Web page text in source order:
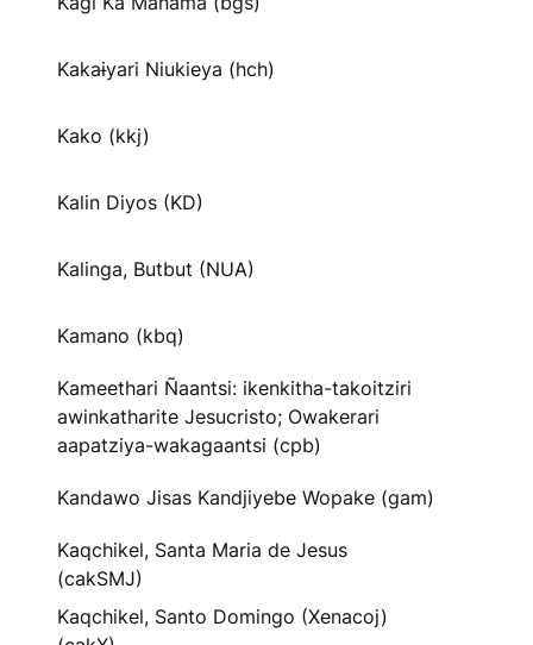
Kakaɨyari Niukieya (hch)
Kako (kkj)
Kalin Diyos (KD)
Kalinga, Butbut (NUA)
Kamano (kbq)
Kameethari Ñaantsi: ikenkitha-takoitziri
awinkatharite Jesucristo; Owakerari
aapatziya-wakagaantsi (cpb)
Kandawo Jisas Kandjiyebe Wopake (gam)
Kaqchikel, Santa Maria de Jesus
(cakSMJ)
Kaqchikel, Santo Domingo (Xenacoj)